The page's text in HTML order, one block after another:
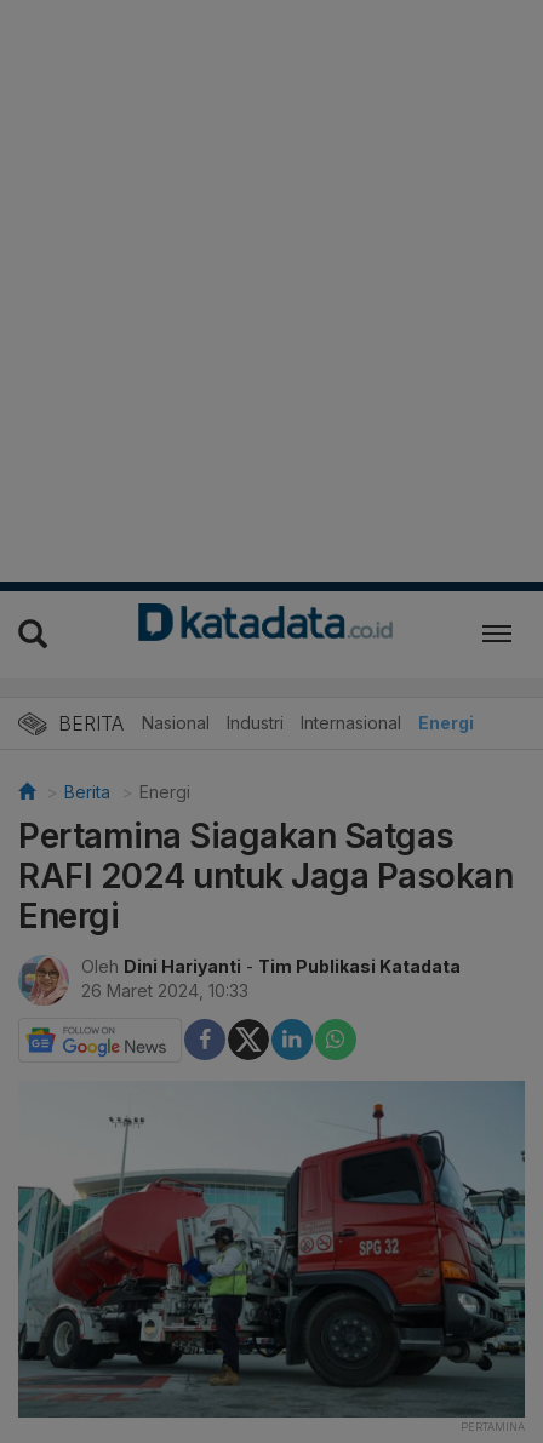
BERITA Nasional Industri Internasional Energi
Berita Energi
Pertamina Siagakan Satgas
RAFI 2024 untuk Jaga Pasokan
Energi
Oleh Dini Hariyanti - Tim Publikasi Katadata
26 Maret 2024, 10:33
PERTAMINA